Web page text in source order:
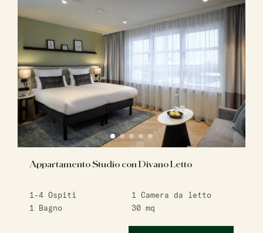
Appartamento Studio con Divano Letto
1-4 Ospiti 1
Camera da letto
1
Bagno 30 mq